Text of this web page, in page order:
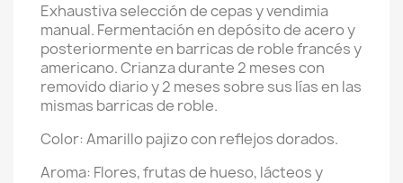
Exhaustiva selección de cepas y vendimia
manual. Fermentación en depósito de acero y
posteriormente en barricas de roble francés y
americano. Crianza durante 2 meses con
removido diario y 2 meses sobre sus lías en las
mismas barricas de roble.
Color: Amarillo pajizo con reflejos dorados.
Aroma: Flores, frutas de hueso, lácteos y